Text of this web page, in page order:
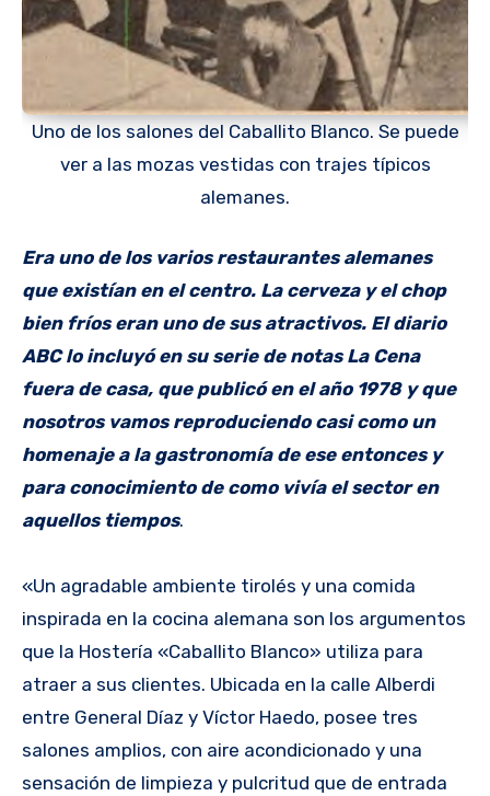
Uno de los salones del Caballito Blanco. Se puede
ver a las mozas vestidas con trajes típicos
alemanes.
Era uno de los varios restaurantes alemanes
que existían en el centro. La cerveza y el chop
bien fríos eran uno de sus atractivos. El diario
ABC lo incluyó en su serie de notas La Cena
fuera de casa, que publicó en el año 1978 y que
nosotros vamos reproduciendo casi como un
homenaje a la gastronomía de ese entonces y
para conocimiento de como vivía el sector en
aquellos tiempos.
«Un agradable ambiente tirolés y una comida
inspirada en la cocina alemana son los argumentos
que la Hostería «Caballito Blanco» utiliza para
atraer a sus clientes. Ubicada en la calle Alberdi
entre General Díaz y Víctor Haedo, posee tres
salones amplios, con aire acondicionado y una
sensación de limpieza y pulcritud que de entrada